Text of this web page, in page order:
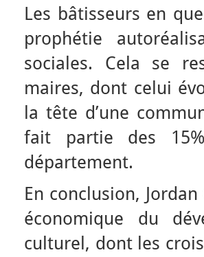
Les bâtisseurs en
prophétie
sociales. Cela se
maires, dont celui
la tête d’une
fait partie des
département.
En conclusion,
économique du
culturel, dont les